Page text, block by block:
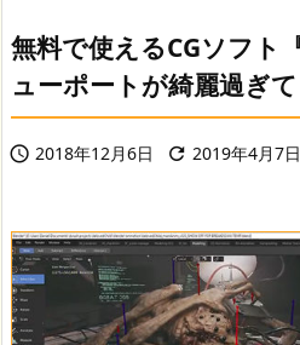
無料で使えるCGソフト
ューポートが綺麗過ぎ
 2018年12月6日  2019年4月7日